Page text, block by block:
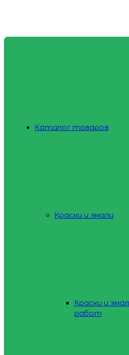
Каталог товаров
Краски и эмали
Краски и
работ